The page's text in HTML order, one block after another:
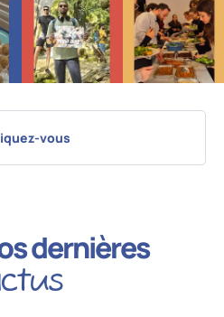
vous
dernières